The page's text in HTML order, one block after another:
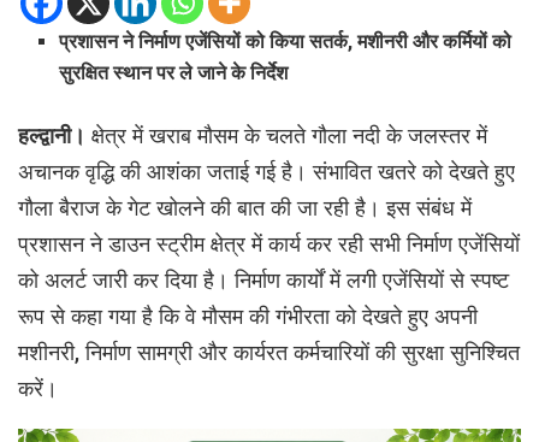
प्रशासन ने निर्माण एजेंसियों को किया सतर्क, मशीनरी और कर्मियों को
सुरक्षित स्थान पर ले जाने के निर्देश
हल्द्वानी। क्षेत्र में खराब मौसम के चलते गौला नदी के जलस्तर में
अचानक वृद्धि की आशंका जताई गई है। संभावित खतरे को देखते हुए
गौला बैराज के गेट खोलने की बात की जा रही है। इस संबंध में
प्रशासन ने डाउन स्ट्रीम क्षेत्र में कार्य कर रही सभी निर्माण एजेंसियों
को अलर्ट जारी कर दिया है। निर्माण कार्यों में लगी एजेंसियों से स्पष्ट
रूप से कहा गया है कि वे मौसम की गंभीरता को देखते हुए अपनी
मशीनरी, निर्माण सामग्री और कार्यरत कर्मचारियों की सुरक्षा सुनिश्चित
करें।